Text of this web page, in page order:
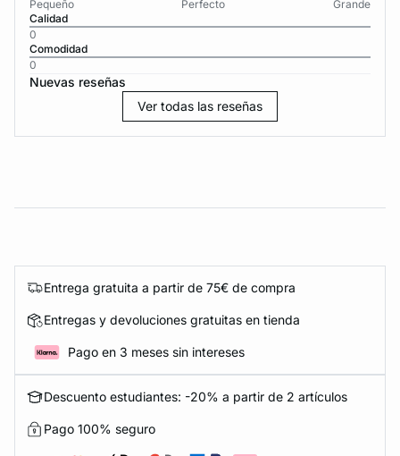
Pequeño
Perfecto
Grande
Calidad
0
Comodidad
0
Nuevas reseñas
Ver todas las reseñas
Entrega gratuita a partir de 75€ de compra
Entregas y devoluciones gratuitas en tienda
Pago en 3 meses sin intereses
Descuento estudiantes: -20% a partir de 2 artículos
Pago 100% seguro